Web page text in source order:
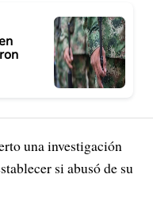
una investigación
si abusó de su